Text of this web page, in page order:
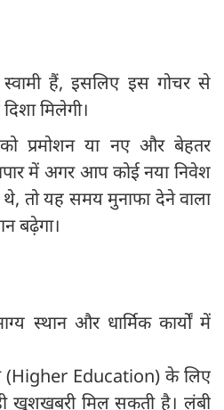
हैं, इसलिए इस गोचर से
मिलेगी।
प्रमोशन या नए और बेहतर
में अगर आप कोई नया निवेश
तो यह समय मुनाफा देने वाला
बढ़ेगा।
स्थान और धार्मिक कार्यों में
(Higher Education) के लिए
खुशखबरी मिल सकती है। लंबी